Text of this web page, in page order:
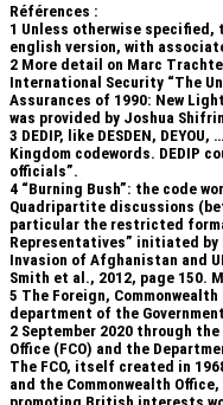
Références :
1 Unless otherwise specified,
english version, with
2 More detail on Marc
International Security “The
Assurances of 1990: New
was provided by Joshua
3 DEDIP, like DESDEN,
Kingdom codewords. DEDIP
officials”.
4 “Burning Bush”: the code
Quadripartite discussions
particular the restricted
Representatives” initiated by
Invasion of Afghanistan and
Smith et al., 2012, page 150.
5 The Foreign, Commonwealth
department of the
2 September 2020 through
Office (FCO) and the
The FCO, itself created in
and the Commonwealth